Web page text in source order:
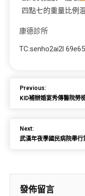
四點七的重量比例
康德診所
TC:senho2ai2l
Previous:
KID補辦婚宴秀傳醫院勞
Next:
武漢年夜學國民病院舉
發佈留言